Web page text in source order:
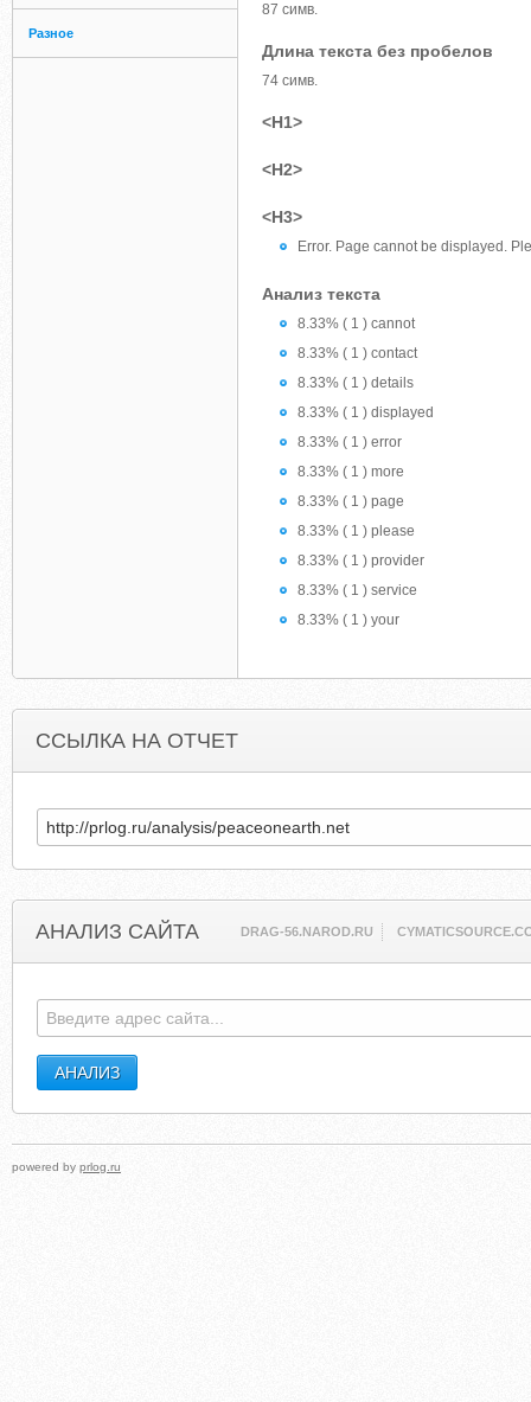
Разное
87 симв.
Длина текста без пробелов
74 симв.
<H1>
<H2>
<H3>
Error. Page cannot be displayed.
Анализ текста
8.33% ( 1 ) cannot
8.33% ( 1 ) contact
8.33% ( 1 ) details
8.33% ( 1 ) displayed
8.33% ( 1 ) error
8.33% ( 1 ) more
8.33% ( 1 ) page
8.33% ( 1 ) please
8.33% ( 1 ) provider
8.33% ( 1 ) service
8.33% ( 1 ) your
ССЫЛКА НА ОТЧЕТ
АНАЛИЗ САЙТА DRAG-56.NAROD.RU
powered by prlog.ru